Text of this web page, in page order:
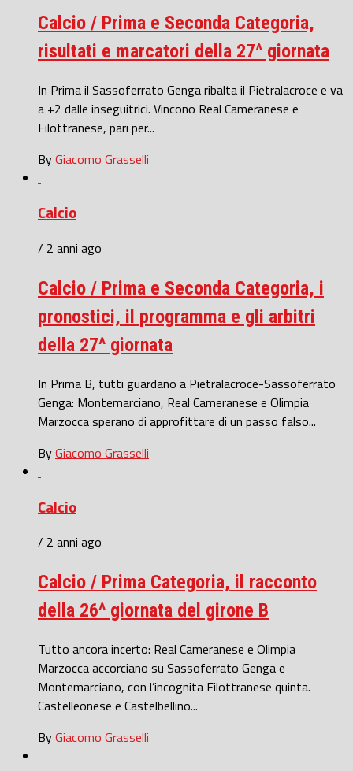
Calcio / Prima e Seconda Categoria,
risultati e marcatori della 27^ giornata
In Prima il Sassoferrato Genga ribalta il Pietralacroce e va
a +2 dalle inseguitrici. Vincono Real Cameranese e
Filottranese, pari per...
ByGiacomo Grasselli
Calcio
/ 2 anni ago
Calcio / Prima e Seconda Categoria, i
pronostici, il programma e gli arbitri
della 27^ giornata
In Prima B, tutti guardano a Pietralacroce-Sassoferrato
Genga: Montemarciano, Real Cameranese e Olimpia
Marzocca sperano di approfittare di un passo falso...
ByGiacomo Grasselli
Calcio
/ 2 anni ago
Calcio / Prima Categoria, il racconto
della 26^ giornata del girone B
Tutto ancora incerto: Real Cameranese e Olimpia
Marzocca accorciano su Sassoferrato Genga e
Montemarciano, con l’incognita Filottranese quinta.
Castelleonese e Castelbellino...
ByGiacomo Grasselli